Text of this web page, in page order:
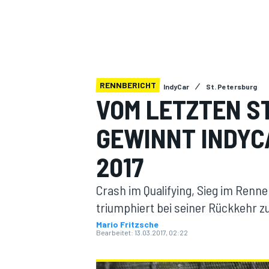
MOTOGP
RENNBERICHT IndyCar St. Petersburg
VOM LETZTEN
GEWINNT
2017
Crash im Qualifying, Sieg im
triumphiert bei seiner Rückkehr
Mario Fritzsche
Bearbeitet: 13.03.2017, 02:22